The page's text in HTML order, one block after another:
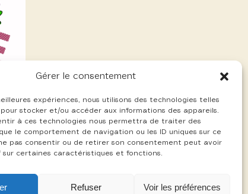
Gérer le consentement
expériences, nous utilisons des technologies telles
stocker et/ou accéder aux informations des appareils.
à ces technologies nous permettra de traiter des
le comportement de navigation ou les ID uniques sur ce
pas consentir ou de retirer son consentement peut avoir
certaines caractéristiques et fonctions.
Refuser Voir les préférences